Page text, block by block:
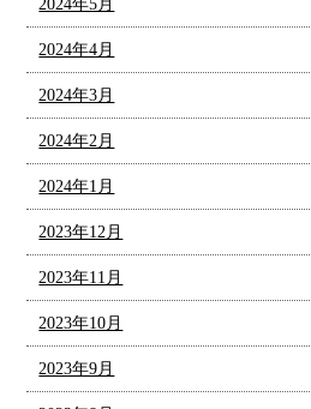
2024年5月
2024年4月
2024年3月
2024年2月
2024年1月
2023年12月
2023年11月
2023年10月
2023年9月